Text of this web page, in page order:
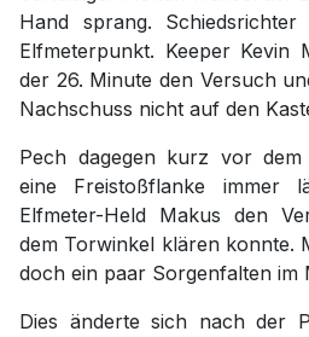
Hand sprang.
Elfmeterpunkt. Keeper Kevin
der 26. Minute den Versuch
Nachschuss nicht auf den
Pech dagegen kurz vor dem
eine Freistoßflanke immer
Elfmeter-Held Makus den
dem Torwinkel klären konnte.
doch ein paar Sorgenfalten im
Dies änderte sich nach der